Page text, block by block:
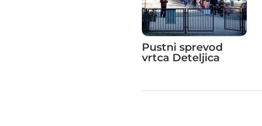
Pustni sprevod
vrtca Deteljica